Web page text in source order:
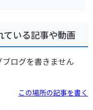
いる記事や動画
ログを書きません
この場所の記事を書く